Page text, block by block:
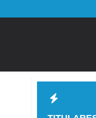
responsables como